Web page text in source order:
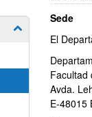
Mostrar/ocultar
Sede
El
Facultad
Avda.
E-48015